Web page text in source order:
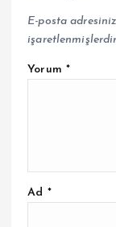
E-posta
işaretlenmişlerdir
Yorum *
Ad *